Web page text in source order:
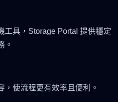
工具，Storage Portal 提供穩定
。
，使流程更有效率且便利。